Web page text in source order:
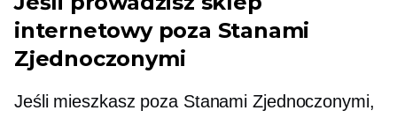
internetowy poza Stanami
Zjednoczonymi
Jeśli mieszkasz poza Stanami Zjednoczonymi,